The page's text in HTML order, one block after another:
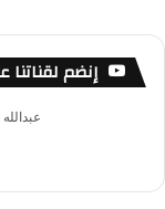
س
ك
إنضم